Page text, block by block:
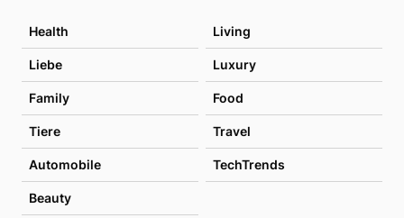
Health Living
Liebe Luxury
Family Food
Tiere Travel
Automobile TechTrends
Beauty